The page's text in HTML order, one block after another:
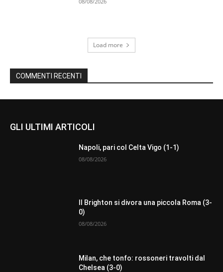
Load more
COMMENTI RECENTI
GLI ULTIMI ARTICOLI
Napoli, pari col Celta Vigo (1-1)
08/08/2026
Il Brighton si divora una piccola Roma (3-
0)
08/08/2026
Milan, che tonfo: rossoneri travolti dal
Chelsea (3-0)